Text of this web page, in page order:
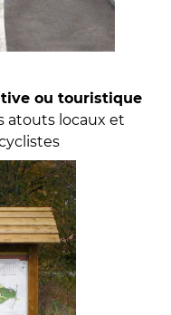
ou touristique
atouts locaux et